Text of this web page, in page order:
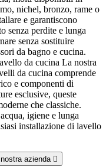
nichel, bronzo, rame o
e garantiscono
senza perdite e lunga
senza sostituire
da bagno e cucina.
da cucina La nostra
da cucina comprende
e componenti di
esclusive, queste
che classiche.
igiene e lunga
installazione di lavello
azienda 